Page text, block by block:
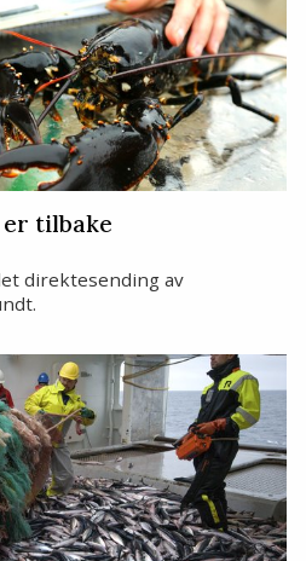
tilbake
direktesending av